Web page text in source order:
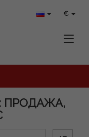
€
ПРОДАЖА,